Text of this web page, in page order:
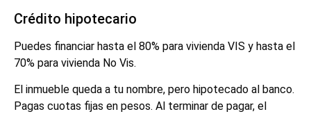
Crédito hipotecario
Puedes financiar hasta el 80% para vivienda VIS y hasta el
70% para vivienda No Vis.
El inmueble queda a tu nombre, pero hipotecado al banco.
Pagas cuotas fijas en pesos. Al terminar de pagar, el